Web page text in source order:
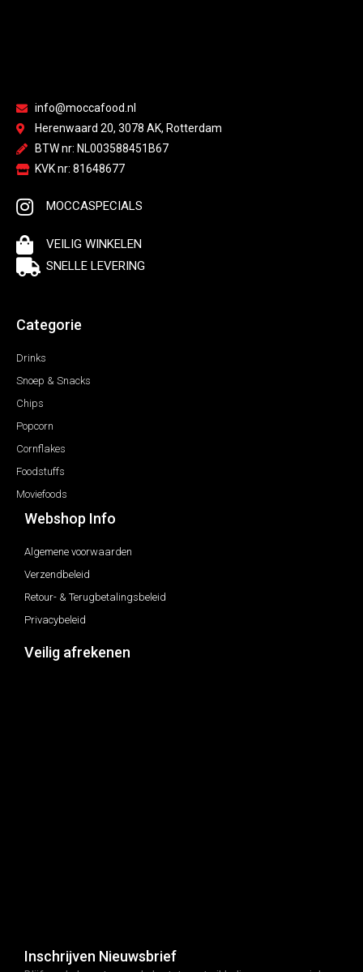
info@moccafood.nl
Herenwaard 20, 3078 AK, Rotterdam
BTW nr: NL003588451B67
KVK nr: 81648677
MOCCASPECIALS
VEILIG WINKELEN
SNELLE LEVERING
Categorie
Drinks
Snoep & Snacks
Chips
Popcorn
Cornflakes
Foodstuffs
Moviefoods
Webshop Info
Algemene voorwaarden
Verzendbeleid
Retour- & Terugbetalingsbeleid
Privacybeleid
Veilig afrekenen
Inschrijven Nieuwsbrief